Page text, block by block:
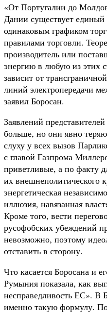
«От Португалии до
Дании существует единый
одинаковым графиком
правилами торговли.
производитель или
энергию в любую из этих
зависит от
линий электропередачи
заявил Боросан.
Заявлений
больше, но они явно
слуху у всех вызов
с главой Газпрома
приветливые, а по факту
их внешнеполитического
энергетическая
иллюзия, навязанная
Кроме того, вести
русофобских убеждений
невозможно, поэтому
отставить в сторону.
Что касается Боросана и
Румыния показала, как
несправедливость ЕС». В
именно такую формулу.